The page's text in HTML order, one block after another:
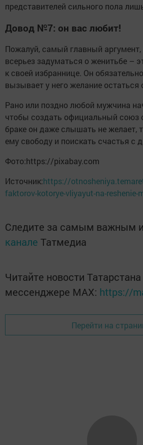
представителей сильного пола
Довод №7: он вас любит!
Пожалуй, самый главный
всерьез задуматься о женитьбе –
к своей избраннице. Он
вызывает у него желание остаться
Рано или поздно любой мужчина
чтобы создать официальный
браке он даже слышать не желает,
ему свободу и поискать счастья с
Фото:https://pixabay.com
Источник:https://
faktorov-kotorye-vliyayut-na-
Следите за самым важным
канале Татмедиа
Читайте новости
мессенджере MАХ: https://
Перейти на